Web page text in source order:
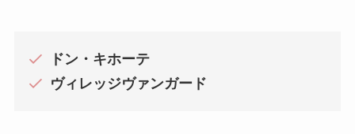
ドン・キホーテ
ヴィレッジヴァンガード